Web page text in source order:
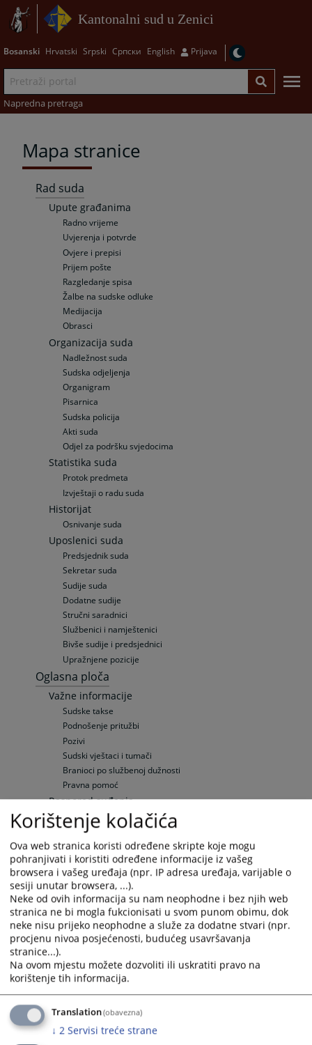
Kantonalni sud u Zenici
Bosanski Hrvatski Srpski Српски English Prijava
Napredna pretraga
Mapa stranice
Rad suda
Upute građanima
Radno vrijeme
Uvjerenja i potvrde
Ovjere i prepisi
Prijem pošte
Razgledanje spisa
Žalbe na sudske odluke
Medijacija
Obrasci
Organizacija suda
Nadležnost suda
Sudska odjeljenja
Organigram
Pisarnica
Sudska policija
Akti suda
Odjel za podršku svjedocima
Statistika suda
Protok predmeta
Izvještaji o radu suda
Historijat
Osnivanje suda
Uposlenici suda
Predsjednik suda
Sekretar suda
Sudije suda
Dodatne sudije
Stručni saradnici
Službenici i namještenici
Bivše sudije i predsjednici
Upražnjene pozicije
Oglasna ploča
Važne informacije
Sudske takse
Podnošenje pritužbi
Pozivi
Sudski vještaci i tumači
Branioci po službenoj dužnosti
Pravna pomoć
Raspored suđenja
Raspored suđenja
Raspored suđenja
Raspored suđenja u PDF formatu
Zaštita ličnih podataka
Službenik za zaštitu ličnih podataka
Pravila privatnosti
Elektronska oglasna ploča
Upražnjene pozicije
Opće informacije
Vaša pitanja
Često postavljana pitanja
Često postavljana pitanja
Specifična pitanja
Korištenje kolačića
Ova web stranica koristi određene skripte koje mogu
pohranjivati i koristiti određene informacije iz vašeg
browsera i vašeg uređaja (npr. IP adresa uređaja, varijable o
sesiji unutar browsera, ...).
Neke od ovih informacija su nam neophodne i bez njih web
stranica ne bi mogla fukcionisati u svom punom obimu, dok
neke nisu prijeko neophodne a služe za dodatne stvari (npr.
procjenu nivoa posjećenosti, budućeg usavršavanja
stranice...).
Na ovom mjestu možete dozvoliti ili uskratiti pravo na
korištenje tih informacija.
Translation(obavezna)
↓ 2 Servisi treće strane